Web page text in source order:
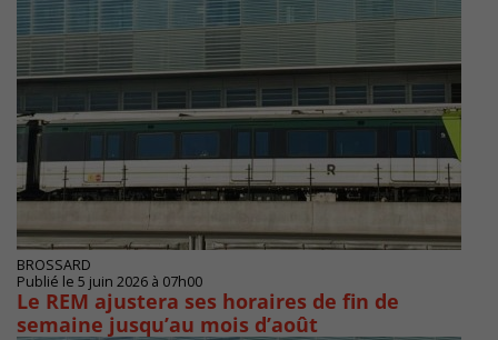
BROSSARD
Publié le 5 juin 2026 à 07h00
Le REM ajustera ses horaires de fin de
semaine jusqu’au mois d’août